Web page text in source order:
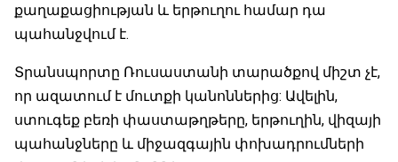
քաղաքացիության և երթուղու համար դա
պահանջվում է.
Տրանսպորտը Ռուսաստանի տարածքով միշտ չէ,
որ ազատում է մուտքի կանոններից: Ավելին,
ստուգեք բեռի փաստաթղթերը, երթուղին, վիզայի
պահանջները և միջազգային փոխադրումների